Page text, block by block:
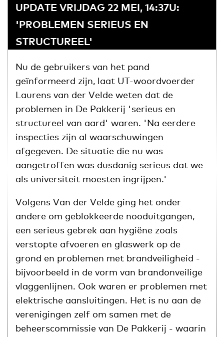
UPDATE VRIJDAG 22 MEI, 14:37U:
'PROBLEMEN SERIEUS EN
STRUCTUREEL'
Nu de gebruikers van het pand
geïnformeerd zijn, laat UT-woordvoerder
Laurens van der Velde weten dat de
problemen in De Pakkerij 'serieus en
structureel van aard' waren. 'Na eerdere
inspecties zijn al waarschuwingen
afgegeven. De situatie die nu was
aangetroffen was dusdanig serieus dat we
als universiteit moesten ingrijpen.'
Volgens Van der Velde ging het onder
andere om geblokkeerde nooduitgangen,
een serieus gebrek aan hygiëne zoals
verstopte afvoeren en glaswerk op de
grond en problemen met brandveiligheid -
bijvoorbeeld in de vorm van brandonveilige
vlaggenlijnen. Ook waren er problemen met
elektrische aansluitingen. Het is nu aan de
verenigingen zelf om samen met de
beheerscommissie van De Pakkerij - waarin